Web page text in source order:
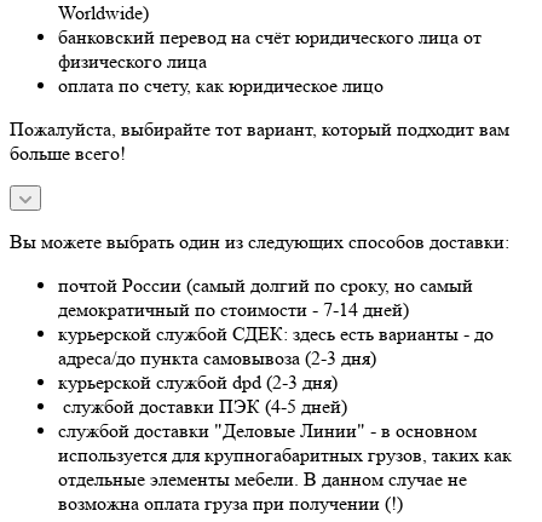
Worldwide)
банковский перевод на счёт юридического лица от
физического лица
оплата по счету, как юридическое лицо
Пожалуйста, выбирайте тот вариант, который подходит вам
больше всего!
Вы можете выбрать один из следующих способов доставки:
почтой России (самый долгий по сроку, но самый
демократичный по стоимости - 7-14 дней)
курьерской службой СДЕК: здесь есть варианты - до
адреса/до пункта самовывоза (2-3 дня)
курьерской службой dpd (2-3 дня)
службой доставки ПЭК (4-5 дней)
службой доставки "Деловые Линии" - в основном
используется для крупногабаритных грузов, таких как
отдельные элементы мебели. В данном случае не
возможна оплата груза при получении (!)